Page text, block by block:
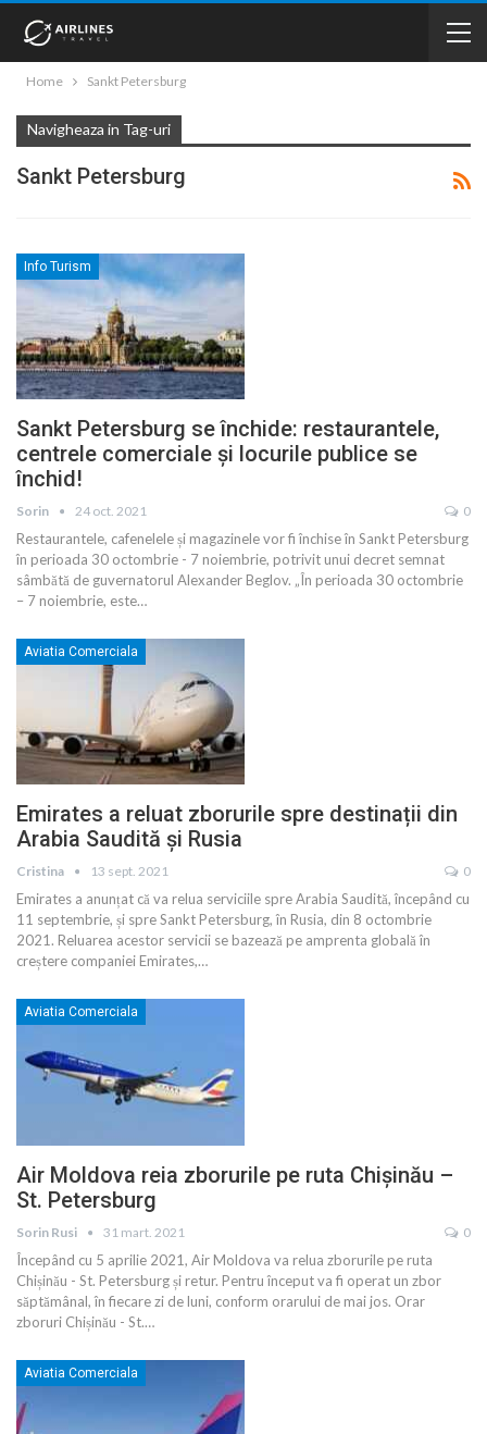
Home Sankt Petersburg
Navigheaza in Tag-uri
Sankt Petersburg
Info Turism
Sankt Petersburg se închide: restaurantele,
centrele comerciale și locurile publice se
închid!
Sorin 24 oct. 2021 0
Restaurantele, cafenelele și magazinele vor fi închise în Sankt Petersburg
în perioada 30 octombrie - 7 noiembrie, potrivit unui decret semnat
sâmbătă de guvernatorul Alexander Beglov. „În perioada 30 octombrie
– 7 noiembrie, este…
Aviatia Comerciala
Emirates a reluat zborurile spre destinații din
Arabia Saudită și Rusia
Cristina 13 sept. 2021 0
Emirates a anunțat că va relua serviciile spre Arabia Saudită, începând cu
11 septembrie, și spre Sankt Petersburg, în Rusia, din 8 octombrie
2021. Reluarea acestor servicii se bazează pe amprenta globală în
creștere companiei Emirates,…
Aviatia Comerciala
Air Moldova reia zborurile pe ruta Chișinău –
St. Petersburg
Sorin Rusi 31 mart. 2021 0
Începând cu 5 aprilie 2021, Air Moldova va relua zborurile pe ruta
Chișinău - St. Petersburg și retur. Pentru început va fi operat un zbor
săptămânal, în fiecare zi de luni, conform orarului de mai jos. Orar
zboruri Chișinău - St.…
Aviatia Comerciala